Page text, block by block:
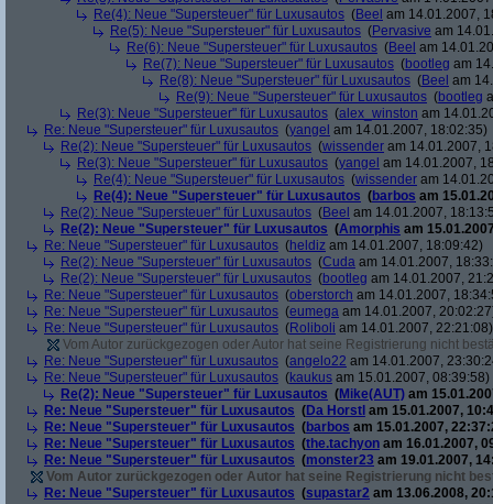
Re(4): Neue "Supersteuer" für Luxusautos (Beel am 14.01.2007,
Re(5): Neue "Supersteuer" für Luxusautos (Pervasive am
Re(6): Neue "Supersteuer" für Luxusautos (Beel am
Re(7): Neue "Supersteuer" für Luxusautos (bootleg am
Re(8): Neue "Supersteuer" für Luxusautos (Beel am
Re(9): Neue "Supersteuer" für Luxusautos (bootleg
Re(3): Neue "Supersteuer" für Luxusautos (alex_winston am
Re: Neue "Supersteuer" für Luxusautos (yangel am 14.01.2007, 18:02:35)
Re(2): Neue "Supersteuer" für Luxusautos (wissender am 14.01.2007,
Re(3): Neue "Supersteuer" für Luxusautos (yangel am 14.01.2007,
Re(4): Neue "Supersteuer" für Luxusautos (wissender am
Re(4): Neue "Supersteuer" für Luxusautos (barbos am
Re(2): Neue "Supersteuer" für Luxusautos (Beel am 14.01.2007,
Re(2): Neue "Supersteuer" für Luxusautos (Amorphis am
Re: Neue "Supersteuer" für Luxusautos (heldiz am 14.01.2007, 18:09:42)
Re(2): Neue "Supersteuer" für Luxusautos (Cuda am 14.01.2007,
Re(2): Neue "Supersteuer" für Luxusautos (bootleg am 14.01.2007,
Re: Neue "Supersteuer" für Luxusautos (oberstorch am 14.01.2007,
Re: Neue "Supersteuer" für Luxusautos (eumega am 14.01.2007,
Re: Neue "Supersteuer" für Luxusautos (Roliboli am 14.01.2007, 22:21:08)
Vom Autor zurückgezogen oder Autor hat seine Registrierung nicht
Re: Neue "Supersteuer" für Luxusautos (angelo22 am 14.01.2007,
Re: Neue "Supersteuer" für Luxusautos (kaukus am 15.01.2007, 08:39:58)
Re(2): Neue "Supersteuer" für Luxusautos (Mike(AUT) am
Re: Neue "Supersteuer" für Luxusautos (Da Horstl am 15.01.2007,
Re: Neue "Supersteuer" für Luxusautos (barbos am 15.01.2007,
Re: Neue "Supersteuer" für Luxusautos (the.tachyon am 16.01.2007,
Re: Neue "Supersteuer" für Luxusautos (monster23 am 19.01.2007,
Vom Autor zurückgezogen oder Autor hat seine Registrierung nicht
Re: Neue "Supersteuer" für Luxusautos (supastar2 am 13.06.2008,